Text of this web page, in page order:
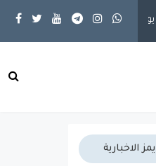
الصحافة محلية ارتفاع مشاريع الجهد الخدمي
الاخبارية